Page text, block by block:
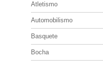
Atletismo
Automobilismo
Basquete
Bocha